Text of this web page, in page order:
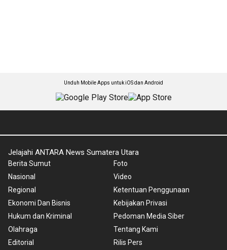
Unduh Mobile Apps untuk iOS dan Android
Jelajahi ANTARA News Sumatera Utara
Berita Sumut
Nasional
Regional
Ekonomi Dan Bisnis
Hukum dan Kriminal
Olahraga
Editorial
Foto
Video
Ketentuan Penggunaan
Kebijakan Privasi
Pedoman Media Siber
Tentang Kami
Rilis Pers